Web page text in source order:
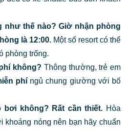
như thế nào? Giờ nhận phòng
là 12:00. Một số resort có thể
phòng trống.
không? Thông thường, trẻ em
phí ngủ chung giường với bố
bơi không? Rất cần thiết. Hòa
khoáng nóng nên bạn hãy chuẩn